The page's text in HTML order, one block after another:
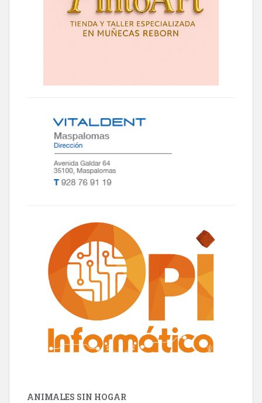
ANIMALES SIN HOGAR